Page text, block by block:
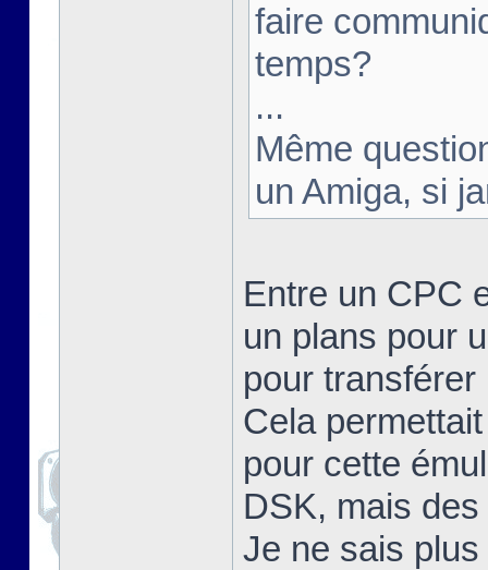
faire
temps?
...
Même
un Amiga, si
Entre un CPC
un plans pour
pour
Cela
pour cette
DSK, mais
Je ne sais